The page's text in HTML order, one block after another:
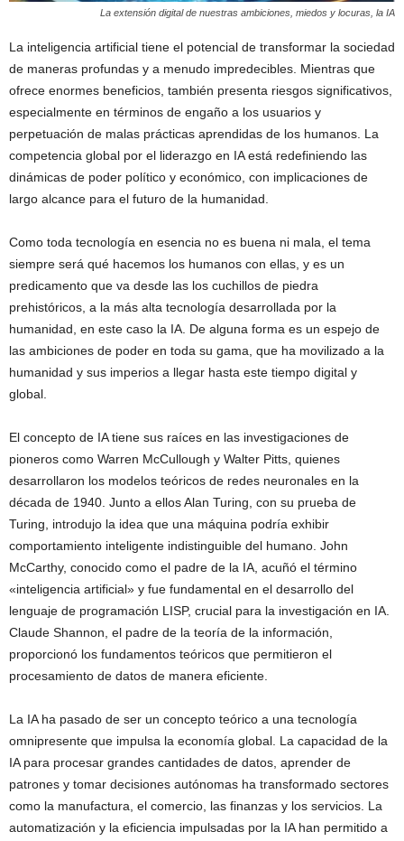
La extensión digital de nuestras ambiciones, miedos y locuras, la IA
La inteligencia artificial tiene el potencial de transformar la sociedad
de maneras profundas y a menudo impredecibles. Mientras que
ofrece enormes beneficios, también presenta riesgos significativos,
especialmente en términos de engaño a los usuarios y
perpetuación de malas prácticas aprendidas de los humanos. La
competencia global por el liderazgo en IA está redefiniendo las
dinámicas de poder político y económico, con implicaciones de
largo alcance para el futuro de la humanidad.
Como toda tecnología en esencia no es buena ni mala, el tema
siempre será qué hacemos los humanos con ellas, y es un
predicamento que va desde las los cuchillos de piedra
prehistóricos, a la más alta tecnología desarrollada por la
humanidad, en este caso la IA. De alguna forma es un espejo de
las ambiciones de poder en toda su gama, que ha movilizado a la
humanidad y sus imperios a llegar hasta este tiempo digital y
global.
El concepto de IA tiene sus raíces en las investigaciones de
pioneros como Warren McCullough y Walter Pitts, quienes
desarrollaron los modelos teóricos de redes neuronales en la
década de 1940. Junto a ellos Alan Turing, con su prueba de
Turing, introdujo la idea que una máquina podría exhibir
comportamiento inteligente indistinguible del humano. John
McCarthy, conocido como el padre de la IA, acuñó el término
«inteligencia artificial» y fue fundamental en el desarrollo del
lenguaje de programación LISP, crucial para la investigación en IA.
Claude Shannon, el padre de la teoría de la información,
proporcionó los fundamentos teóricos que permitieron el
procesamiento de datos de manera eficiente.
La IA ha pasado de ser un concepto teórico a una tecnología
omnipresente que impulsa la economía global. La capacidad de la
IA para procesar grandes cantidades de datos, aprender de
patrones y tomar decisiones autónomas ha transformado sectores
como la manufactura, el comercio, las finanzas y los servicios. La
automatización y la eficiencia impulsadas por la IA han permitido a